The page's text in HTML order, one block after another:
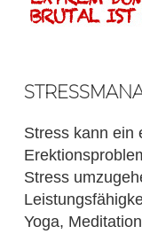
Stress kann ein
Stress
Yoga,